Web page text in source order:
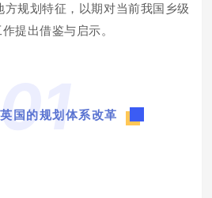
规划特征，以期对当前我国乡级
提出借鉴与启示。
国的规划体系改革